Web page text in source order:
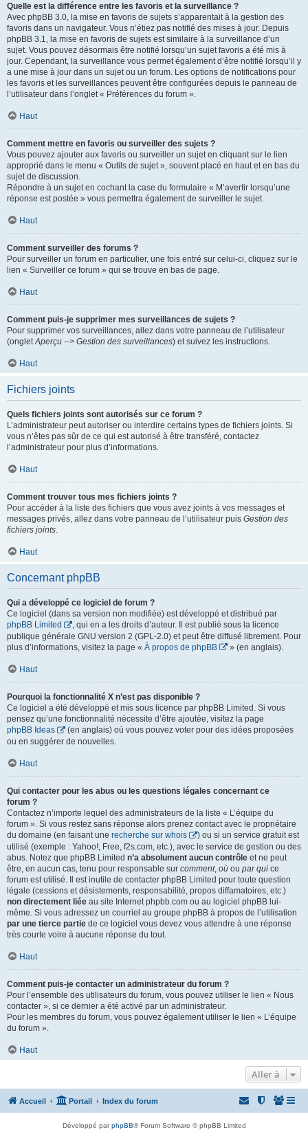
Quelle est la différence entre les favoris et la surveillance ?
Avec phpBB 3.0, la mise en favoris de sujets s’apparentait à la gestion des
favoris dans un navigateur. Vous n’étiez pas notifié des mises à jour. Depuis
phpBB 3.1, la mise en favoris de sujets est similaire à la surveillance d’un
sujet. Vous pouvez désormais être notifié lorsqu’un sujet favoris a été mis à
jour. Cependant, la surveillance vous permet également d’être notifié lorsqu’il y
a une mise à jour dans un sujet ou un forum. Les options de notifications pour
les favoris et les surveillances peuvent être configurées depuis le panneau de
l’utilisateur dans l’onglet « Préférences du forum ».
Haut
Comment mettre en favoris ou surveiller des sujets ?
Vous pouvez ajouter aux favoris ou surveiller un sujet en cliquant sur le lien
approprié dans le menu « Outils de sujet », souvent placé en haut et en bas du
sujet de discussion.
Répondre à un sujet en cochant la case du formulaire « M’avertir lorsqu’une
réponse est postée » vous permettra également de surveiller le sujet.
Haut
Comment surveiller des forums ?
Pour surveiller un forum en particulier, une fois entré sur celui-ci, cliquez sur le
lien « Surveiller ce forum » qui se trouve en bas de page.
Haut
Comment puis-je supprimer mes surveillances de sujets ?
Pour supprimer vos surveillances, allez dans votre panneau de l’utilisateur
(ongletAperçu --> Gestion des surveillances) et suivez les instructions.
Haut
Fichiers joints
Quels fichiers joints sont autorisés sur ce forum ?
L’administrateur peut autoriser ou interdire certains types de fichiers joints. Si
vous n’êtes pas sûr de ce qui est autorisé à être transféré, contactez
l’administrateur pour plus d’informations.
Haut
Comment trouver tous mes fichiers joints ?
Pour accéder à la liste des fichiers que vous avez joints à vos messages et
messages privés, allez dans votre panneau de l’utilisateur puis Gestion des
fichiers joints.
Haut
Concernant phpBB
Qui a développé ce logiciel de forum ?
Ce logiciel (dans sa version non modifiée) est développé et distribué par
phpBB Limited
, qui en a les droits d’auteur. Il est publié sous la licence
publique générale GNU version 2 (GPL-2.0) et peut être diffusé librement. Pour
plus d’informations, visitez la page « À propos de phpBB » (en anglais).
Haut
Pourquoi la fonctionnalité X n’est pas disponible ?
Ce logiciel a été développé et mis sous licence par phpBB Limited. Si vous
pensez qu’une fonctionnalité nécessite d’être ajoutée, visitez la page
phpBB Ideas
(en anglais) où vous pouvez voter pour des idées proposées
ou en suggérer de nouvelles.
Haut
Qui contacter pour les abus ou les questions légales concernant ce
forum ?
Contactez n’importe lequel des administrateurs de la liste « L’équipe du
forum ». Si vous restez sans réponse alors prenez contact avec le propriétaire
du domaine (en faisant une recherche sur whois
) ou si un service gratuit est
utilisé (exemple : Yahoo!, Free, f2s.com, etc.), avec le service de gestion ou des
abus. Notez que phpBB Limited n’a absolument aucun contrôle et ne peut
être, en aucun cas, tenu pour responsable sur comment, où ou par qui ce
forum est utilisé. Il est inutile de contacter phpBB Limited pour toute question
légale (cessions et désistements, responsabilité, propos diffamatoires, etc.)
non directement liée au site Internet phpbb.com ou au logiciel phpBB lui-
même. Si vous adressez un courriel au groupe phpBB à propos de l’utilisation
par une tierce partie de ce logiciel vous devez vous attendre à une réponse
très courte voire à aucune réponse du tout.
Haut
Comment puis-je contacter un administrateur du forum ?
Pour l’ensemble des utilisateurs du forum, vous pouvez utiliser le lien « Nous
contacter », si ce dernier a été activé par un administrateur.
Pour les membres du forum, vous pouvez également utiliser le lien « L’équipe
du forum ».
Haut
Aller à
Accueil Portail Index du forum
Développé parphpBB® Forum Software © phpBB Limited